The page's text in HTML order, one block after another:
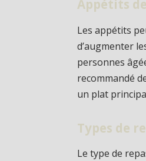
Appétits
Les appétits
d’augmenter
personnes
recommandé
un plat
Types de
Le type de